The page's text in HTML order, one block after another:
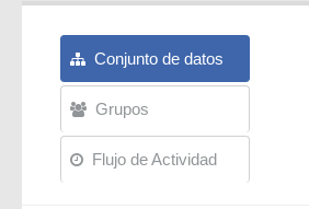
Conjunto de datos
Grupos
Flujo de Actividad